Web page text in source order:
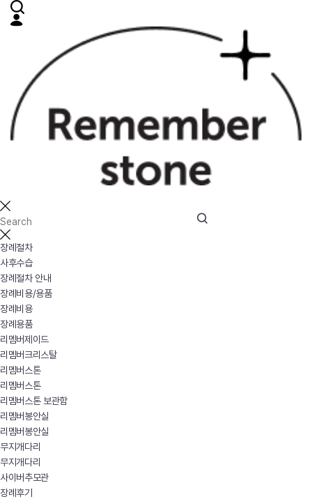
장례절차
사후수습
장례절차 안내
장례비용/용품
장례비용
장례용품
리멤버제이드
리멤버크리스탈
리멤버스톤
리멤버스톤
리멤버스톤 보관함
리멤버봉안실
리멤버봉안실
무지개다리
무지개다리
사이버추모관
장례후기